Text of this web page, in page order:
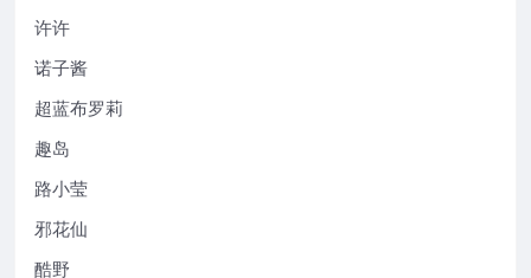
许许
诺子酱
超蓝布罗莉
趣岛
路小莹
邪花仙
酷野